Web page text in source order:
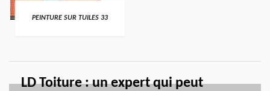
PEINTURE SUR TUILES 33
LD Toiture : un expert qui peut